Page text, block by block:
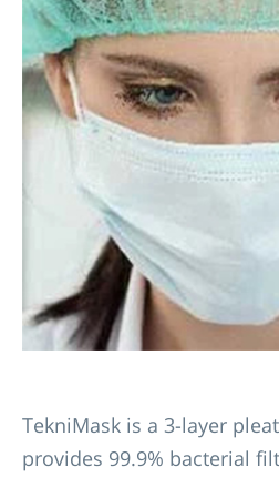
TekniMask is a 3-layer
provides 99.9% bacterial